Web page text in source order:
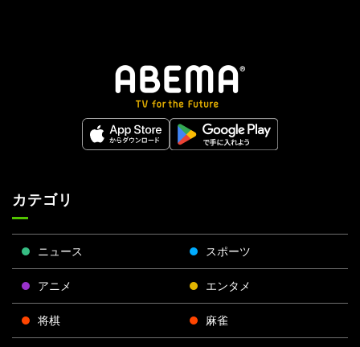
カテゴリ
ニュース スポーツ
アニメ エンタメ
将棋 麻雀